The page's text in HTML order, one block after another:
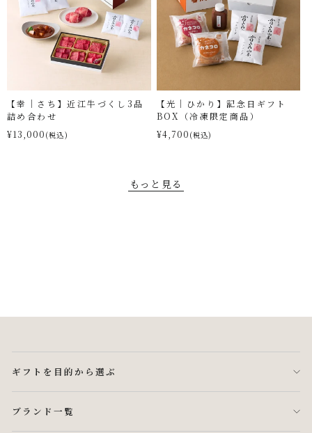
【幸｜さち】近江牛づくし3品
詰め合わせ
¥13,000 (税込)
【光｜ひかり】記念日ギフト
BOX（冷凍限定商品）
¥4,700 (税込)
もっと見る
ギフトを目的から選ぶ
ブランド一覧